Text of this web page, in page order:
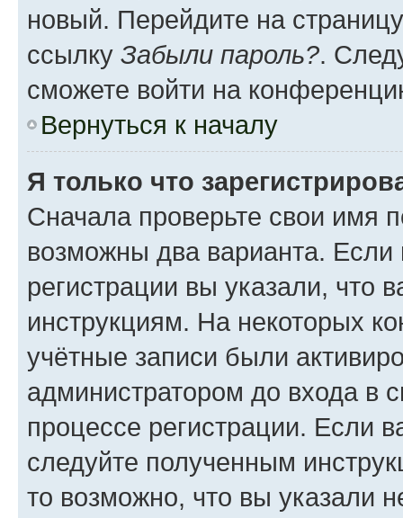
новый. Перейдите на
ссылку Забыли пароль?.
сможете войти на
Вернуться к началу
Я только что
Сначала проверьте свои имя
возможны два варианта.
регистрации вы указали, что
инструкциям. На некоторых
учётные записи были
администратором до входа в
процессе регистрации. Если
следуйте полученным
то возможно, что вы указали